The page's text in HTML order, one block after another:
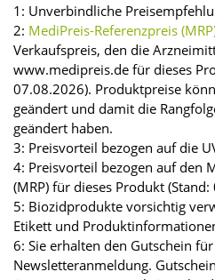
1: Unverbindliche
2: MediPreis-Referenzpreis
Verkaufspreis, den die
www.medipreis.de für dieses
07.08.2026). Produktpreise
geändert und damit die
geändert haben.
3: Preisvorteil bezogen auf die
4: Preisvorteil bezogen auf den
(MRP) für dieses Produkt
5: Biozidprodukte vorsichtig
Etikett und
6: Sie erhalten den Gutschein
Newsletteranmeldung.